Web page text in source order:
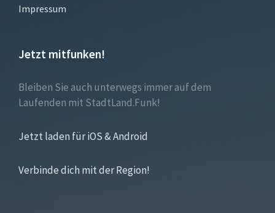
Impressum
Jetzt mitfunken!
Bleiben Sie auch unterwegs immer auf dem
Laufenden mit StadtLand.Funk!
Jetzt laden für iOS & Android
Verbinde dich mit der Region!